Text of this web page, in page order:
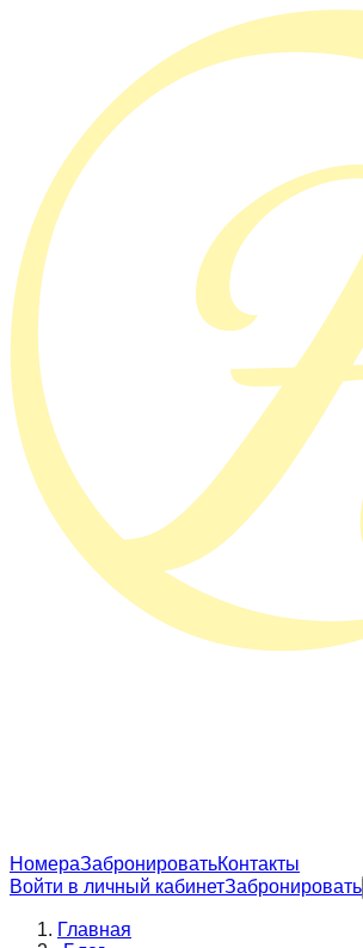
НомераЗабронироватьКонтакты
Войти в личный кабинетЗабронировать
Главная